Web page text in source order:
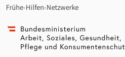
Frühe-Hilfen-Netzwerke